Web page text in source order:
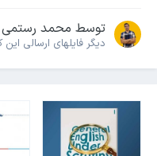
توسط محمد رستمی
دیگر فایل‎های ارسالی این کاربر